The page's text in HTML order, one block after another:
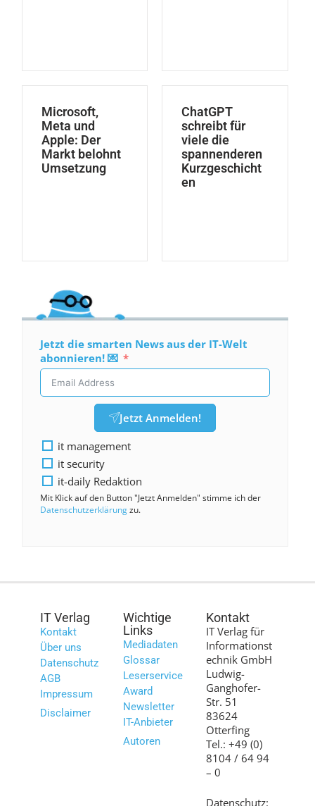
Microsoft,
Meta und
Apple: Der
Markt belohnt
Umsetzung
ChatGPT
schreibt für
viele die
spannenderen
Kurzgeschicht
en
Jetzt die smarten News aus der IT-Welt
abonnieren! 💌
Jetzt Anmelden!
it management
it security
it-daily Redaktion
Mit Klick auf den Button "Jetzt Anmelden" stimme ich der
Datenschutzerklärungzu.
IT Verlag
Kontakt
Über uns
Datenschutz
AGB
Impressum
Disclaimer
Wichtige
Links
Mediadaten
Glossar
Leserservice
Award
Newsletter
IT-Anbieter
Autoren
Kontakt
IT Verlag für
Informationst
echnik GmbH
Ludwig-
Ganghofer-
Str. 51
83624
Otterfing
Tel.: +49 (0)
8104 / 64 94
– 0
Datenschutz: